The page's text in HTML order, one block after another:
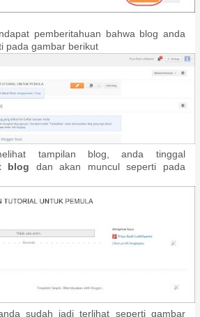
pemberitahuan bahwa blog anda
pada gambar berikut
tampilan blog, anda tinggal
blog dan akan muncul seperti pada
sudah jadi terlihat seperti gambar